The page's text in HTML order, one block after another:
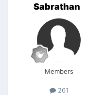
Sabrathan
Members
261